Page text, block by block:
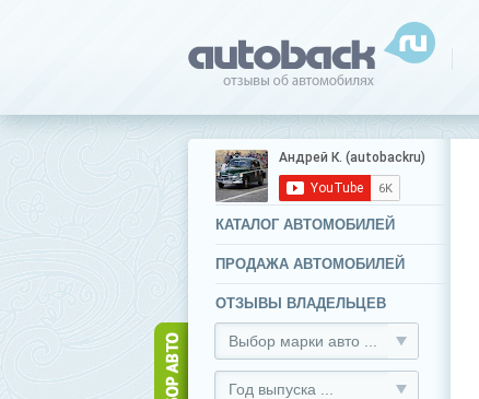
КАТАЛОГ АВТОМОБИЛЕЙ
ПРОДАЖА АВТОМОБИЛЕЙ
ОТЗЫВЫ ВЛАДЕЛЬЦЕВ
Выбор марки авто ...
Год выпуска ...